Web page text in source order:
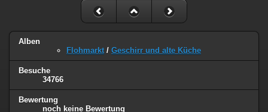
Alben
Flohmarkt / Geschirr und alte Küche
Besuche
34766
Bewertung
noch keine Bewertung